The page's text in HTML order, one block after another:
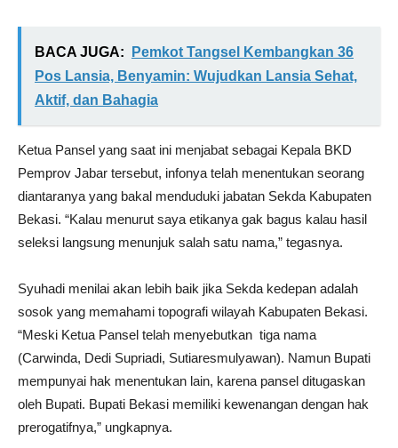
BACA JUGA:
Pemkot Tangsel Kembangkan 36
Pos Lansia, Benyamin: Wujudkan Lansia Sehat,
Aktif, dan Bahagia
Ketua Pansel yang saat ini menjabat sebagai Kepala BKD
Pemprov Jabar tersebut, infonya telah menentukan seorang
diantaranya yang bakal menduduki jabatan Sekda Kabupaten
Bekasi. “Kalau menurut saya etikanya gak bagus kalau hasil
seleksi langsung menunjuk salah satu nama,” tegasnya.
Syuhadi menilai akan lebih baik jika Sekda kedepan adalah
sosok yang memahami topografi wilayah Kabupaten Bekasi.
“Meski Ketua Pansel telah menyebutkan tiga nama
(Carwinda, Dedi Supriadi, Sutiaresmulyawan). Namun Bupati
mempunyai hak menentukan lain, karena pansel ditugaskan
oleh Bupati. Bupati Bekasi memiliki kewenangan dengan hak
prerogatifnya,” ungkapnya.